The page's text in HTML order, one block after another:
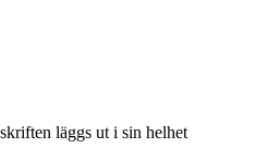
läggs ut i sin helhet